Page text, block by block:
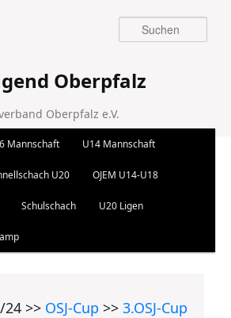
Oberpfalz
Oberpfalz e.V.
Suchen
Inhalt wechseln
Mannschaft U14 Mannschaft
U20 OJEM U14-U18
Schulschach U20 Ligen
24 >> OSJ-Cup >> 3.OSJ-Cup